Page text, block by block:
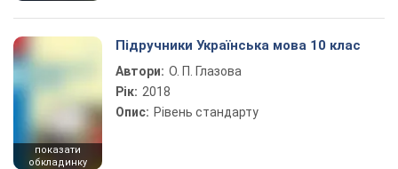
показати
обкладинку
Підручники Українська мова 10 клас
Автори: О. П. Глазова
Рік: 2018
Опис: Рівень стандарту